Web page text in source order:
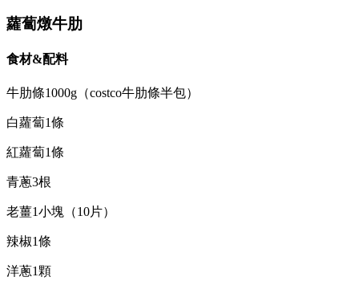
蘿蔔燉牛肋
食材&配料
牛肋條1000g（costco牛肋條半包）
白蘿蔔1條
紅蘿蔔1條
青蔥3根
老薑1小塊（10片）
辣椒1條
洋蔥1顆